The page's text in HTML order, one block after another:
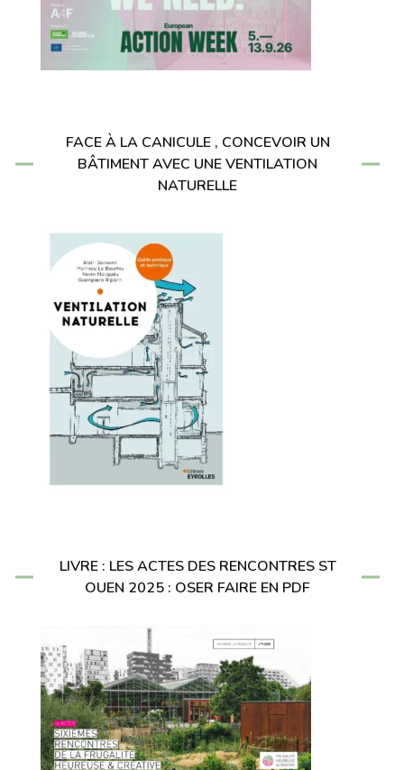
FACE À LA CANICULE , CONCEVOIR UN
BÂTIMENT AVEC UNE VENTILATION
NATURELLE
LIVRE : LES ACTES DES RENCONTRES ST
OUEN 2025 : OSER FAIRE EN PDF